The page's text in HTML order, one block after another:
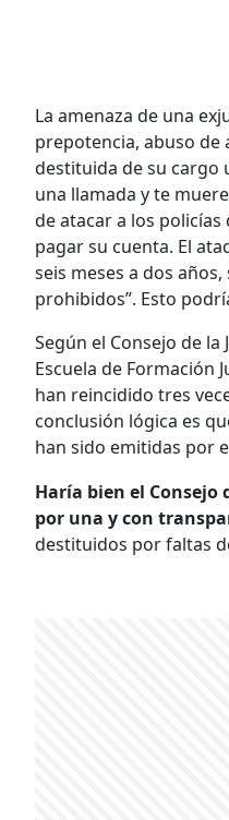
La amenaza de una
prepotencia, abuso de
destituida de su cargo
una llamada y te
de atacar a los
pagar su cuenta. El
seis meses a dos
prohibidos”. Esto
Según el Consejo de
Escuela de Formación
han reincidido tres
conclusión lógica es
han sido emitidas por
Haría bien el
por una y con
destituidos por faltas